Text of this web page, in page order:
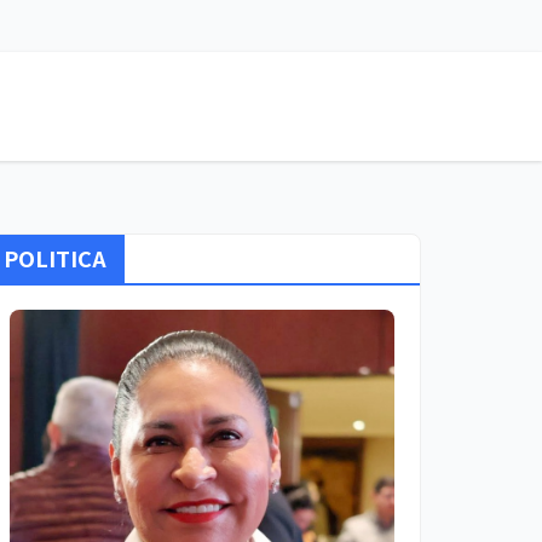
POLITICA